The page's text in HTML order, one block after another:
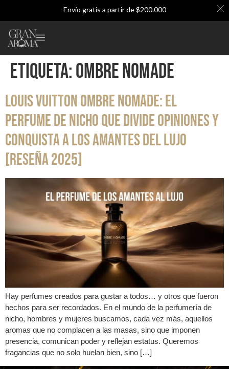
pedidos superiores a $200.000 ∙ Cuotas sin interés con Addi,
Etiqueta:ombre nomade
Louis Vuitton Ombre Nomade: el
perfume de nicho que divide opiniones y
conquista a los amantes del lujo
[Reseña 2025]
Hay perfumes creados para gustar a todos… y otros que fueron
hechos para ser recordados. En el mundo de la perfumería de
nicho, hombres y mujeres buscamos, cada vez más, aquellos
aromas que no complacen a las masas, sino que imponen
presencia, comunican poder y reflejan estatus. Queremos
fragancias que no solo huelan bien, sino […]
Envío gratis a partir de $200.000